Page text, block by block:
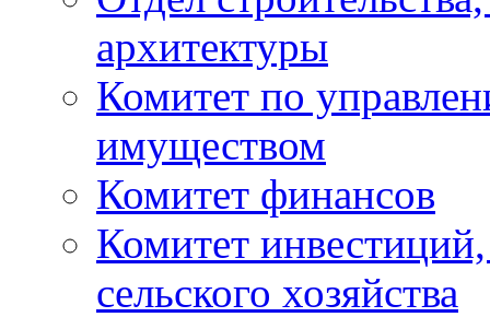
архитектуры
Комитет по
имуществом
Комитет финансов
Комитет
сельского хозяйства